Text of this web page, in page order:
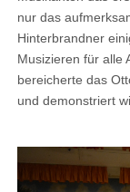
nur das
Hinterbrandner
Musizieren für alle
bereicherte das
und demonstriert